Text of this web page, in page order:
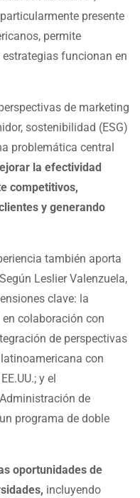
presente
permite
funcionan en
de marketing
sostenibilidad (ESG)
problemática central
la efectividad
competitivos,
y generando
también aporta
Leslier Valenzuela,
clave: la
colaboración con
de perspectivas
con
y el
de
programa de doble
oportunidades de
incluyendo